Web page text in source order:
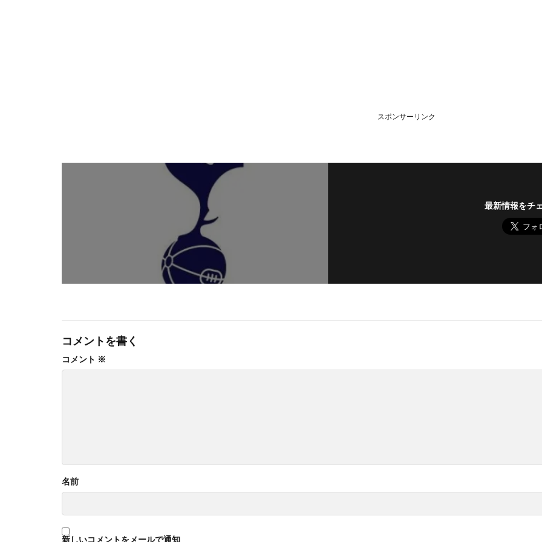
スポンサーリンク
最新情報をチ
コメントを書く
コメント ※
名前
新しいコメントをメールで通知